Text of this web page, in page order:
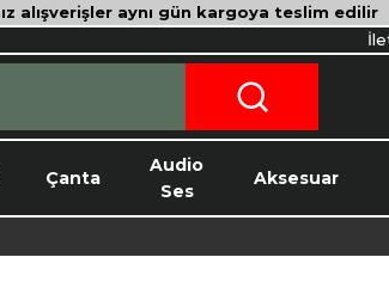
alışverişler aynı gün kargoya teslim edilir
Çanta
Audio
Ses
Aksesuar